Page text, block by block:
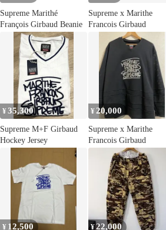
Supreme Marithé
François Girbaud Beanie
Supreme x Marithe
Francois Girbaud
¥35,300
Supreme M+F Girbaud
Hockey Jersey
¥ 20,000
Supreme x Marithe
Francois Girbaud
¥ 12,500 ¥22,000